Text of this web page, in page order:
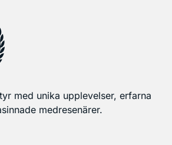
med unika upplevelser, erfarna
medresenärer.